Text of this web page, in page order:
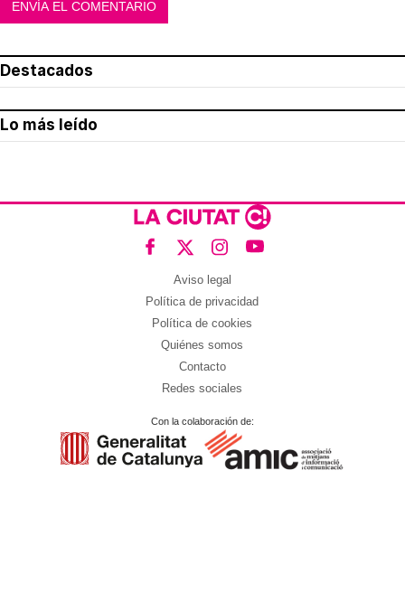
Destacados
Lo más leído
Aviso legal
Política de privacidad
Política de cookies
Quiénes somos
Contacto
Redes sociales
Con la colaboración de: